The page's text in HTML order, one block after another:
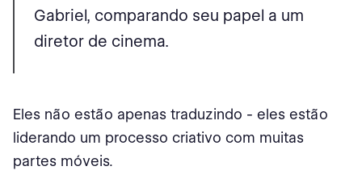
Gabriel, comparando seu papel a um
diretor de cinema.
Eles não estão apenas traduzindo - eles estão
liderando um processo criativo com muitas
partes móveis.